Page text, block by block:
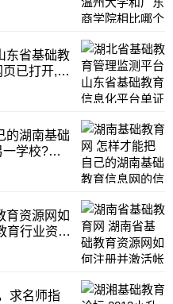
东省基础教
已打开,无
的湖南基础
学校?教
育资源网如
育行业资讯
求名师指